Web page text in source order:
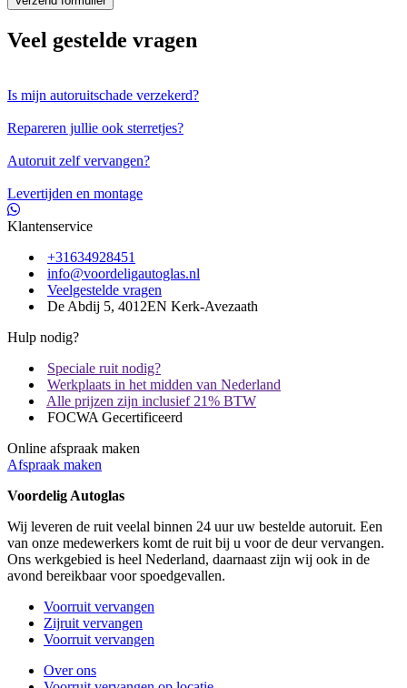
Veel gestelde vragen
Is mijn autoruitschade verzekerd?
Repareren jullie ook sterretjes?
Autoruit zelf vervangen?
Levertijden en montage
Klantenservice
+31634928451
info@voordeligautoglas.nl
Veelgestelde vragen
De Abdij 5, 4012EN Kerk-Avezaath
Hulp nodig?
Speciale ruit nodig?
Werkplaats in het midden van Nederland
Alle prijzen zijn inclusief 21% BTW
FOCWA Gecertificeerd
Online afspraak maken
Afspraak maken
Voordelig Autoglas
Wij leveren de ruit veelal binnen 24 uur uw bestelde autoruit. Een
van onze medewerkers komt de ruit bij u voor de deur vervangen.
Ons werkgebied is heel Nederland, daarnaast zijn wij ook in de
avond bereikbaar voor spoedgevallen.
Voorruit vervangen
Zijruit vervangen
Voorruit vervangen
Over ons